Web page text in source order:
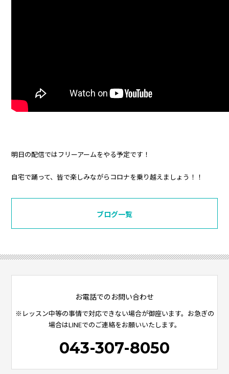
明日の配信ではフリーアームをやる予定です！
自宅で踊って、皆で楽しみながらコロナを乗り越えましょう！！
ブログ一覧
お電話でのお問い合わせ
※レッスン中等の事情で対応できない場合が御座います。お急ぎの
場合はLINEでのご連絡をお願いいたします。
043-307-8050